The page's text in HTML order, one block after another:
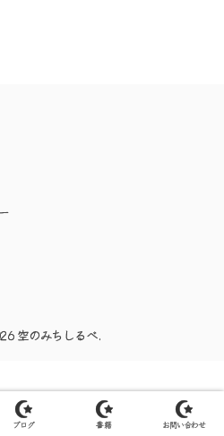
空のみちしるべ.
ブログ 書籍 お問い合わせ